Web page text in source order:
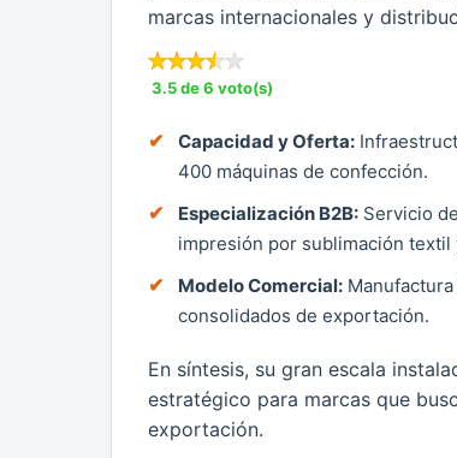
marcas internacionales y
3.5 de 6 voto(s)
Capacidad y Oferta:
400 máquinas de confección.
Especialización B2B: Servicio
impresión por sublimación textil
Modelo Comercial:
consolidados de exportación.
En síntesis, su gran escala
estratégico para marcas que
exportación.